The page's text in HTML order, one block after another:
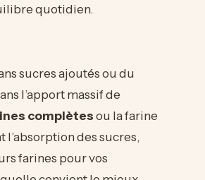
quotidien.
sucres ajoutés ou du
l’apport massif de
complètesou la farine
des sucres,
farines pour vos